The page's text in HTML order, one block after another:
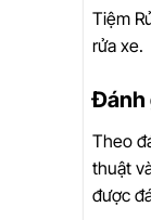
Tiệm
rửa xe.
Đánh
Theo
thuật
được